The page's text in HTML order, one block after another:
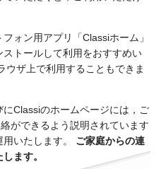
ォン用アプリ「Classiホーム」
ストールして利用をおすすめい
ウザ上で利用することもできま
Classiのホームページには，ご
ができるよう説明されています
いたします。 ご家庭からの連
ます。